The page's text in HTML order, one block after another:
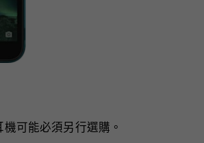
可能必須另行選購。